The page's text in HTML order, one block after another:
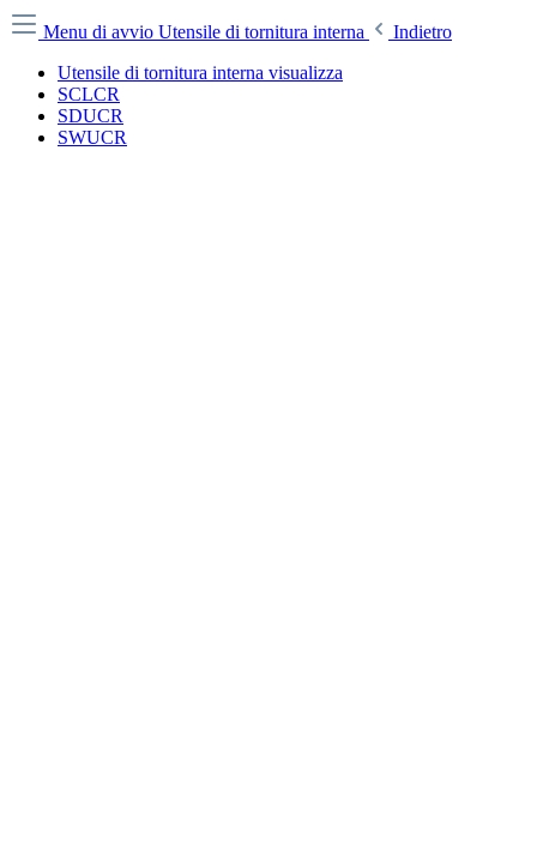
Menu di avvio Utensile di tornitura interna
Indietro
Utensile di tornitura interna visualizza
SCLCR
SDUCR
SWUCR